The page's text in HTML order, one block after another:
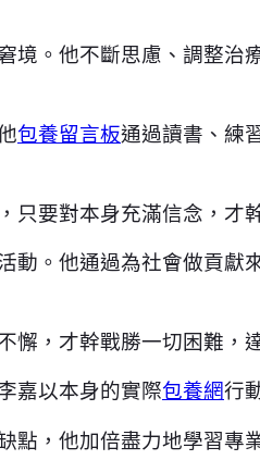
境。他不斷思慮、調整治
包養留言板通過讀書、練
只要對本身充滿信念，才
動。他通過為社會做貢獻
，才幹戰勝一切困難，
嘉以本身的實際包養網行
點，他加倍盡力地學習專